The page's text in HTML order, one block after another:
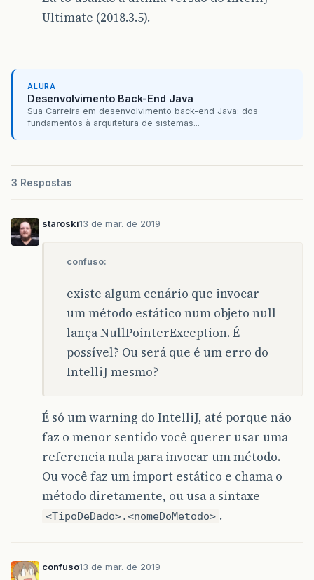
Ultimate (2018.3.5).
ALURA
Desenvolvimento Back-End Java
Sua Carreira em desenvolvimento back-end Java: dos
fundamentos à arquitetura de sistemas...
3 Respostas
staroski13 de mar. de 2019
confuso:
existe algum cenário que invocar
um método estático num objeto null
lança NullPointerException. É
possível? Ou será que é um erro do
IntelliJ mesmo?
É só um warning do IntelliJ, até porque não
faz o menor sentido você querer usar uma
referencia nula para invocar um método.
Ou você faz um import estático e chama o
método diretamente, ou usa a sintaxe
<TipoDeDado>.<nomeDoMetodo> .
confuso13 de mar. de 2019